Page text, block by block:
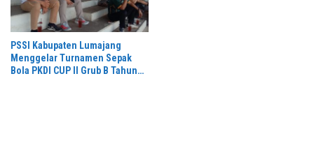
PSSI Kabupaten Lumajang
Menggelar Turnamen Sepak
Bola PKDI CUP II Grub B Tahun